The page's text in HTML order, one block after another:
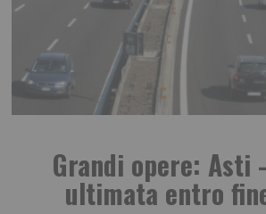
Grandi opere: Asti
ultimata entro